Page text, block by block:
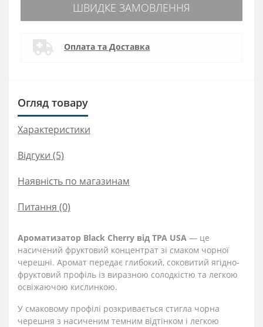
ШВИДКЕ ЗАМОВЛЕННЯ
Оплата та Доставка
Огляд товару
Характеристики
Відгуки (5)
Наявність по магазинам
Питання (0)
Ароматизатор Black Cherry від TPA USA — це
насичений фруктовий концентрат зі смаком чорної
черешні. Аромат передає глибокий, соковитий ягідно-
фруктовий профіль із виразною солодкістю та легкою
освіжаючою кислинкою.
У смаковому профілі розкривається стигла чорна
черешня з насиченим темним відтінком і легкою